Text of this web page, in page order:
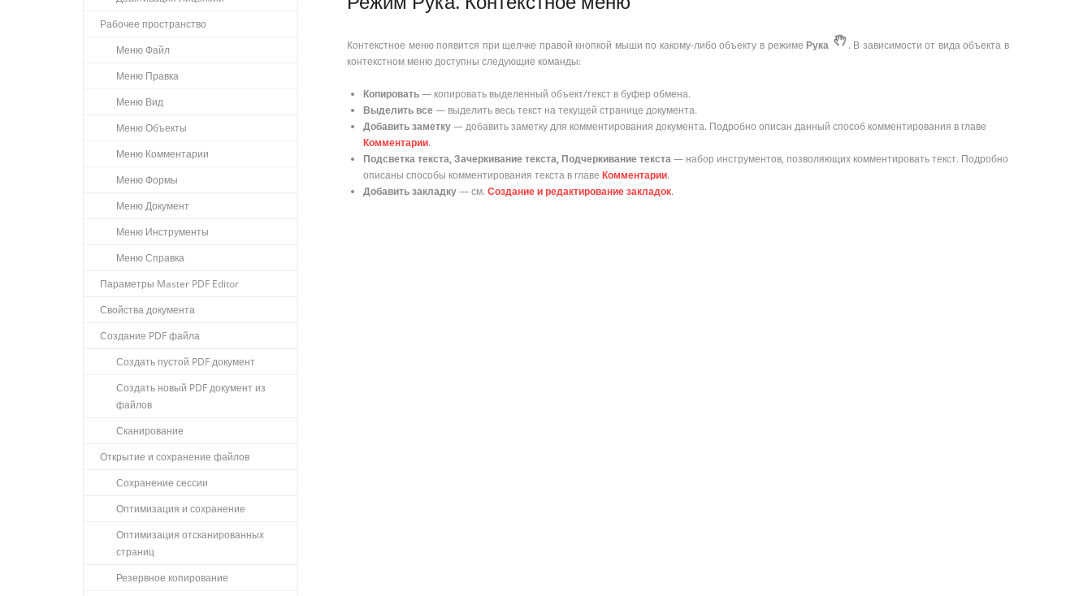
Контекстное меню появится при щелчке правой кнопкой мыши по какому-либо объекту в режимеРука
. В зависимости от вида объекта в
контекстном меню доступны следующие команды:
Копировать— копировать выделенный объект/текст в буфер обмена.
Выделить все— выделить весь текст на текущей странице документа.
Добавить заметку— добавить заметку для комментирования документа. Подробно описан данный способ комментирования в главе
Комментарии.
Подсветка текста, Зачеркивание текста, Подчеркивание текста— набор инструментов, позволяющих комментировать текст. Подробно
описаны способы комментирования текста в главе Комментарии.
Добавить закладку— см. Создание и редактирование закладок.
Рабочее пространство
Меню Файл
Меню Правка
Меню Вид
Меню Объекты
Меню Комментарии
Меню Формы
Меню Документ
Меню Инструменты
Меню Справка
Параметры Master PDF Editor
Свойства документа
Создание PDF файла
Создать пустой PDF документ
Создать новый PDF документ из
файлов
Сканирование
Открытие и сохранение файлов
Сохранение сессии
Оптимизация и сохранение
Оптимизация отсканированных
страниц
Резервное копирование